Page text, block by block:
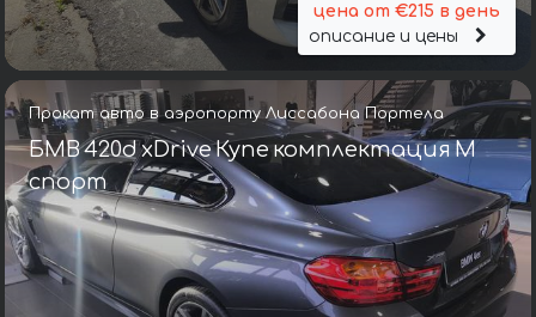
цена от €215 в день
описание и цены
Прокат авто в аэропорту Лиссабона Портела
БМВ 420d xDrive Купе комплектация М
спорт